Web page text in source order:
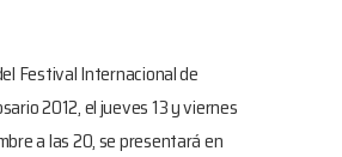
Festival Internacional de
2012, el jueves 13 y viernes
a las 20, se presentará en